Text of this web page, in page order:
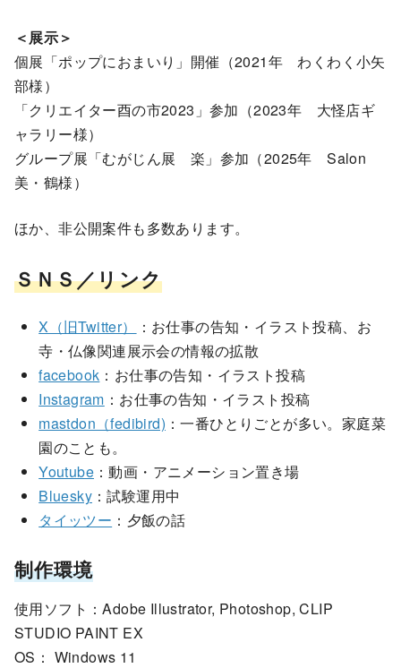
＜展示＞
個展「ポップにおまいり」開催（2021年 わくわく小矢
部様）
「クリエイター酉の市2023」参加（2023年 大怪店ギ
ャラリー様）
グループ展「むがじん展 楽」参加（2025年 Salon
美・鶴様）
ほか、非公開案件も多数あります。
ＳＮＳ／リンク
X（旧Twitter）
：お仕事の告知・イラスト投稿、お
寺・仏像関連展示会の情報の拡散
facebook ：お仕事の告知・イラスト投稿
Instagram ：お仕事の告知・イラスト投稿
mastdon（fedibird) ：一番ひとりごとが多い。家庭菜
園のことも。
Youtube ：動画・アニメーション置き場
Bluesky ：試験運用中
タイッツー ：夕飯の話
制作環境
使用ソフト：Adobe Illustrator, Photoshop, CLIP
STUDIO PAINT EX
OS： Windows 11